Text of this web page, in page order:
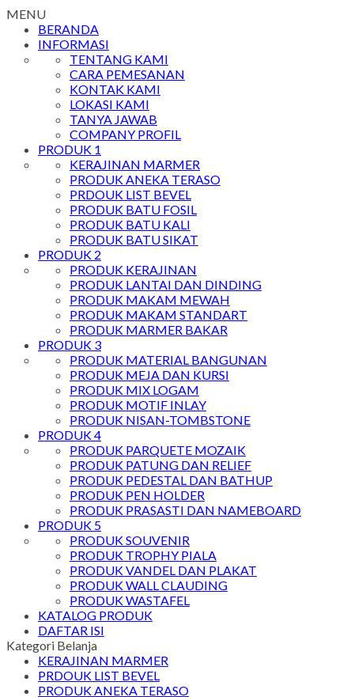
MENU
BERANDA
INFORMASI
TENTANG KAMI
CARA PEMESANAN
KONTAK KAMI
LOKASI KAMI
TANYA JAWAB
COMPANY PROFIL
PRODUK 1
KERAJINAN MARMER
PRODUK ANEKA TERASO
PRDOUK LIST BEVEL
PRODUK BATU FOSIL
PRODUK BATU KALI
PRODUK BATU SIKAT
PRODUK 2
PRODUK KERAJINAN
PRODUK LANTAI DAN DINDING
PRODUK MAKAM MEWAH
PRODUK MAKAM STANDART
PRODUK MARMER BAKAR
PRODUK 3
PRODUK MATERIAL BANGUNAN
PRODUK MEJA DAN KURSI
PRODUK MIX LOGAM
PRODUK MOTIF INLAY
PRODUK NISAN-TOMBSTONE
PRODUK 4
PRODUK PARQUETE MOZAIK
PRODUK PATUNG DAN RELIEF
PRODUK PEDESTAL DAN BATHUP
PRODUK PEN HOLDER
PRODUK PRASASTI DAN NAMEBOARD
PRODUK 5
PRODUK SOUVENIR
PRODUK TROPHY PIALA
PRODUK VANDEL DAN PLAKAT
PRODUK WALL CLAUDING
PRODUK WASTAFEL
KATALOG PRODUK
DAFTAR ISI
Kategori Belanja
KERAJINAN MARMER
PRDOUK LIST BEVEL
PRODUK ANEKA TERASO